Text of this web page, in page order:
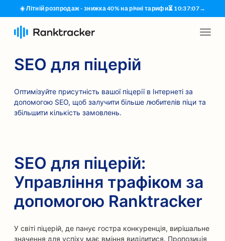
☀️ Літній розпродаж - знижка 40% на річні тарифи⏳ 10:37:07→
SEO для піцерій
Оптимізуйте присутність вашої піцерії в Інтернеті за
допомогою SEO, щоб залучити більше любителів піци та
збільшити кількість замовлень.
SEO для піцерій:
Управління трафіком за
допомогою Ranktracker
У світі піцерій, де панує гостра конкуренція, вирішальне
значення для успіху має вміння виділитися. Пропозиція